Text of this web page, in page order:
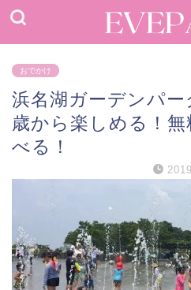
おでかけ
浜名湖ガーデンパ
歳から楽しめる！
べる！